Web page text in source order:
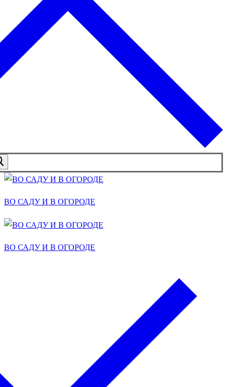
ВО САДУ И В ОГОРОДЕ
ВО САДУ И В ОГОРОДЕ